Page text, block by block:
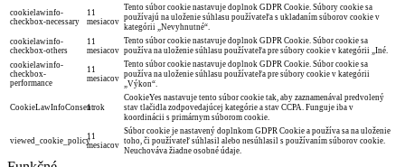
cookielawinfo-
checkbox-necessary
11
mesiacov
Tento súbor cookie nastavuje doplnok GDPR Cookie. Súbory cookie sa
používajú na uloženie súhlasu používateľa s ukladaním súborov cookie v
kategórii „Nevyhnutné“.
cookielawinfo-
checkbox-others
11
mesiacov
Tento súbor cookie nastavuje doplnok GDPR Cookie. Súbor cookie sa
používa na uloženie súhlasu používateľa pre súbory cookie v kategórii „Iné.
cookielawinfo-
checkbox-
performance
11
mesiacov
Tento súbor cookie nastavuje doplnok GDPR Cookie. Súbor cookie sa
používa na uloženie súhlasu používateľa pre súbory cookie v kategórii
„Výkon“.
CookieLawInfoConsent1 rok
CookieYes nastavuje tento súbor cookie tak, aby zaznamenával predvolený
stav tlačidla zodpovedajúcej kategórie a stav CCPA. Funguje iba v
koordinácii s primárnym súborom cookie.
viewed_cookie_policy11
mesiacov
Súbor cookie je nastavený doplnkom GDPR Cookie a používa sa na uloženie
toho, či používateľ súhlasil alebo nesúhlasil s používaním súborov cookie.
Neuchováva žiadne osobné údaje.